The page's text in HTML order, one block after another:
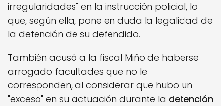
irregularidades" en la instrucción policial, lo
que, según ella, pone en duda la legalidad de
la detención de su defendido.
También acusó a la fiscal Miño de haberse
arrogado facultades que no le
corresponden, al considerar que hubo un
"exceso" en su actuación durante la detención